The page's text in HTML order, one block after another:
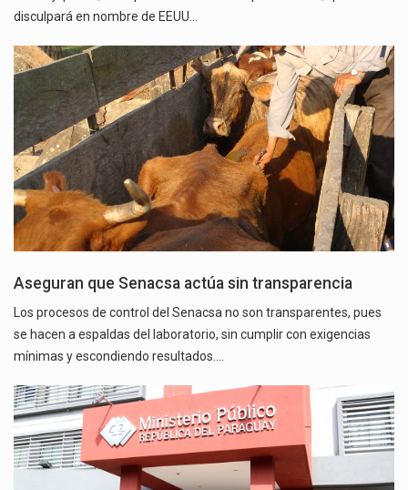
disculpará en nombre de EEUU…
Aseguran que Senacsa actúa sin transparencia
Los procesos de control del Senacsa no son transparentes, pues
se hacen a espaldas del laboratorio, sin cumplir con exigencias
mínimas y escondiendo resultados.…